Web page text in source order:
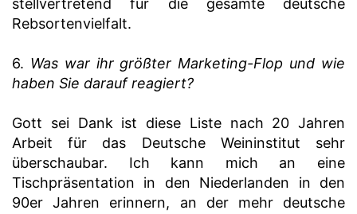
Rebsortenvielfalt.
6. Was war ihr größter Marketing-Flop und wie
haben Sie darauf reagiert?
Gott sei Dank ist diese Liste nach 20 Jahren
Arbeit für das Deutsche Weininstitut sehr
überschaubar. Ich kann mich an eine
Tischpräsentation in den Niederlanden in den
90er Jahren erinnern, an der mehr deutsche